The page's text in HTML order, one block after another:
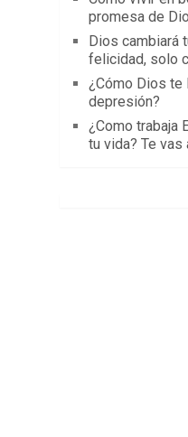
promesa de
Dios cambiará
felicidad, solo
¿Cómo Dios te
depresión?
¿Como trabaja
tu vida? Te